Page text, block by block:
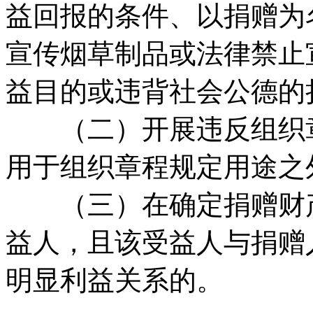
益回报的条件、以捐赠
宣传烟草制品或法律禁
益目的或违背社会公德
（二）开展违反组织
用于组织章程规定用途
（三）在确定捐赠财
益人，且该受益人与捐
明显利益关系的。